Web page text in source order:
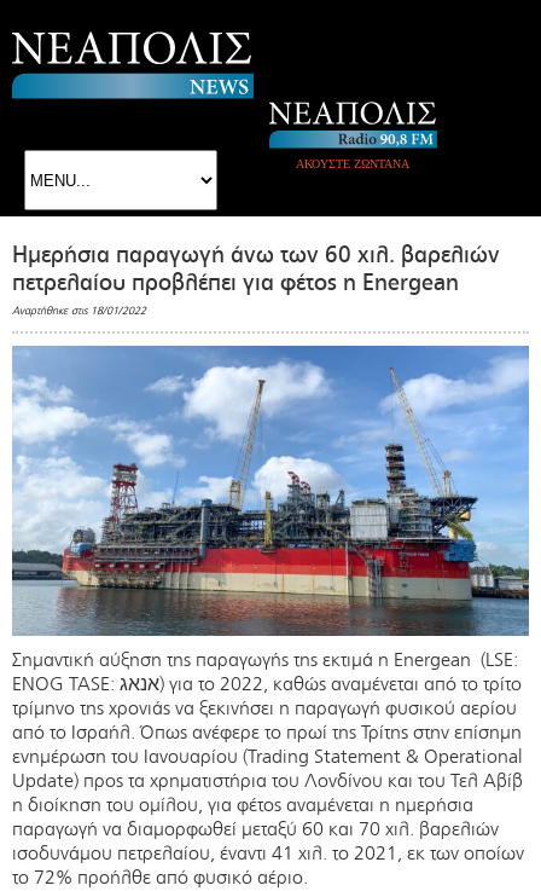
ΑΚΟΥΣΤΕ ΖΩΝΤΑΝΑ
Ημερήσια παραγωγή άνω των 60 χιλ. βαρελιών
πετρελαίου προβλέπει για φέτος η Energean
Αναρτήθηκε στις 18/01/2022
Σημαντική αύξηση της παραγωγής της εκτιμά η Energean (LSE:
ENOG TASE: אנאג) για το 2022, καθώς αναμένεται από το τρίτο
τρίμηνο της χρονιάς να ξεκινήσει η παραγωγή φυσικού αερίου
από το Ισραήλ. Όπως ανέφερε το πρωί της Τρίτης στην επίσημη
ενημέρωση του Ιανουαρίου (Trading Statement & Operational
Update) προς τα χρηματιστήρια του Λονδίνου και του Τελ Αβίβ
η διοίκηση του ομίλου, για φέτος αναμένεται η ημερήσια
παραγωγή να διαμορφωθεί μεταξύ 60 και 70 χιλ. βαρελιών
ισοδυνάμου πετρελαίου, έναντι 41 χιλ. το 2021, εκ των οποίων
το 72% προήλθε από φυσικό αέριο.